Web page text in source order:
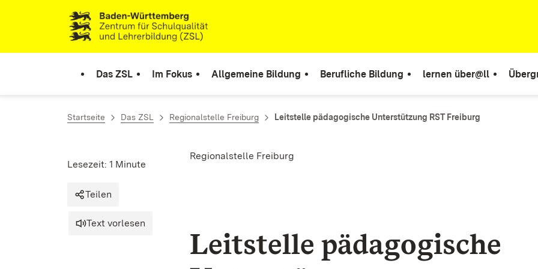
Zum Inhalt springen
Link zur Startseite
Das ZSL Im Fokus Allgemeine Bildung Berufliche Bildung lernen über@ll
Startseite Das ZSL Regionalstelle Freiburg Leitstelle pädagogische Unterstützung RST Freiburg
Regionalstelle Freiburg
Lesezeit: 1 Minute
Teilen
Text vorlesen
Leitstelle pädagogische